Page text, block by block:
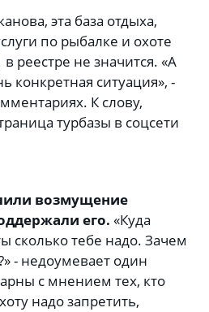
эта база отдыха,
по рыбалке и охоте
в реестре не значится. «А
конкретная ситуация», -
К слову,
турбазы в соцсети
возмущение
его. «Куда
сколько тебе надо. Зачем
- недоумевает один
с мнением тех, кто
надо запретить,